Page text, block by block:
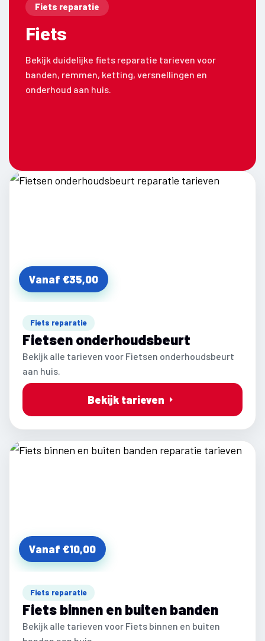
Fiets reparatie
Fiets
Bekijk duidelijke fiets reparatie tarieven voor
banden, remmen, ketting, versnellingen en
onderhoud aan huis.
Vanaf €35,00
Fiets reparatie
Fietsen onderhoudsbeurt
Bekijk alle tarieven voor Fietsen onderhoudsbeurt
aan huis.
Bekijk tarieven
Vanaf €10,00
Fiets reparatie
Fiets binnen en buiten banden
Bekijk alle tarieven voor Fiets binnen en buiten